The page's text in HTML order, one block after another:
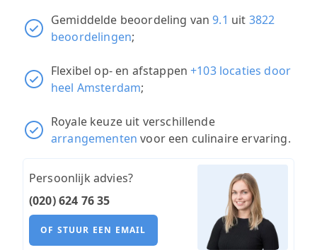
Gemiddelde beoordeling van9.1 uit 3822
beoordelingen;
Flexibel op- en afstappen+103 locaties door
heel Amsterdam;
Royale keuze uit verschillende
arrangementen voor een culinaire ervaring.
Persoonlijk advies?
(020) 624 76 35
OF STUUR EEN EMAIL